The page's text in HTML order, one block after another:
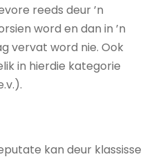
reeds deur ’n
word en dan in ’n
vervat word nie. Ook
in hierdie kategorie
kan deur klassisse